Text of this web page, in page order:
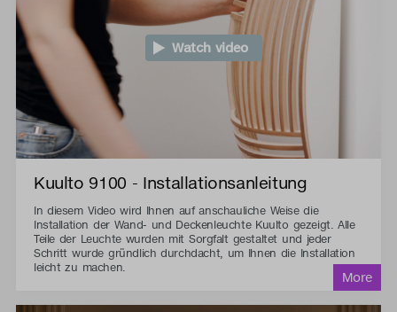
Watch video
Kuulto 9100 - Installationsanleitung
In diesem Video wird Ihnen auf anschauliche Weise die
Installation der Wand- und Deckenleuchte Kuulto gezeigt. Alle
Teile der Leuchte wurden mit Sorgfalt gestaltet und jeder
Schritt wurde gründlich durchdacht, um Ihnen die Installation
leicht zu machen.